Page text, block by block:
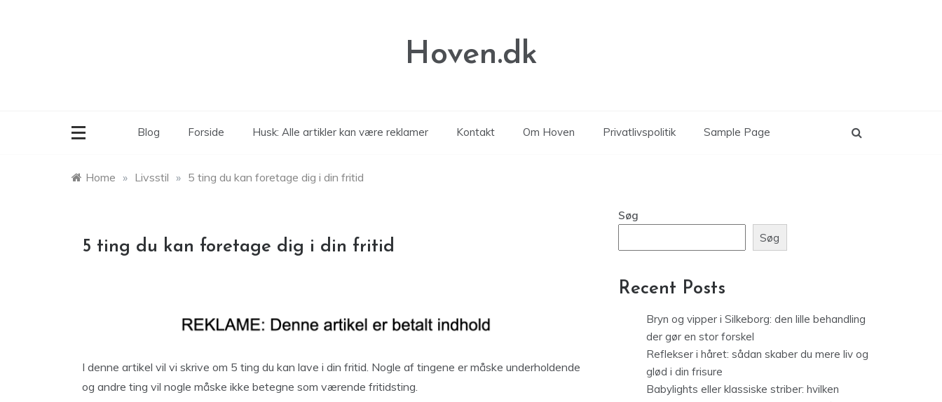
Hoven.dk
Blog Forside Husk: Alle artikler kan være reklamer Kontakt Om Hoven Privatlivspolitik Sample Page
Home » Livsstil » 5 ting du kan foretage dig i din fritid
5 ting du kan foretage dig i din fritid
I denne artikel vil vi skrive om 5 ting du kan lave i din fritid. Nogle af tingene er måske underholdende
og andre ting vil nogle måske ikke betegne som værende fritidsting.
Søg
Søg
Recent Posts
Bryn og vipper i Silkeborg: den lille behandling
der gør en stor forskel
Reflekser i håret: sådan skaber du mere liv og
glød i din frisure
Babylights eller klassiske striber: hvilken